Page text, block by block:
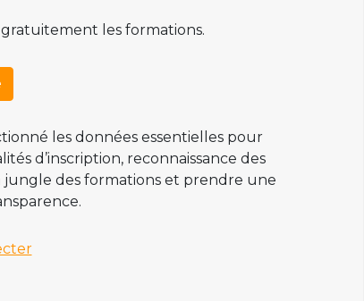
les formations.
les données essentielles pour
d’inscription, reconnaissance des
jungle des formations et prendre une